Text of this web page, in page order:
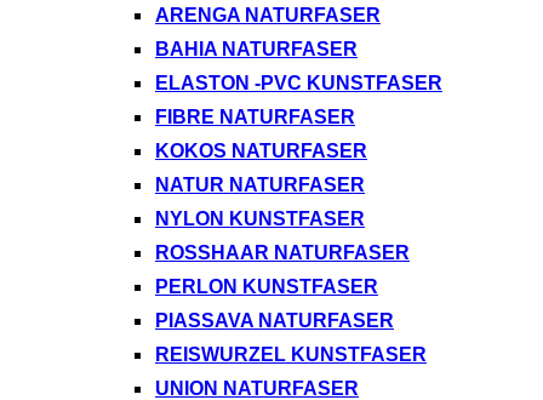
ARENGA NATURFASER
BAHIA NATURFASER
ELASTON -PVC KUNSTFASER
FIBRE NATURFASER
KOKOS NATURFASER
NATUR NATURFASER
NYLON KUNSTFASER
ROSSHAAR NATURFASER
PERLON KUNSTFASER
PIASSAVA NATURFASER
REISWURZEL KUNSTFASER
UNION NATURFASER